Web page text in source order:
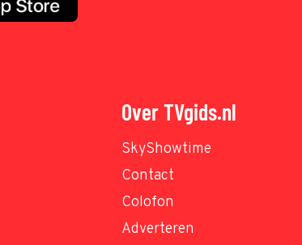
Over TVgids.nl
SkyShowtime
Contact
Colofon
Adverteren